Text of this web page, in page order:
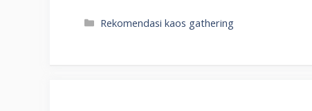
Kategori
Rekomendasi kaos gathering